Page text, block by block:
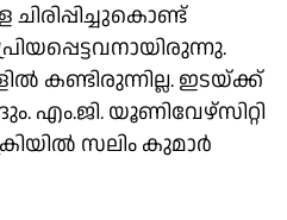
കണ്ടിരുന്നില്ല. ഇടയ്ക്ക്
എം.ജി. യൂണിവേഴ്സിറ്റി
സലിം കുമാർ